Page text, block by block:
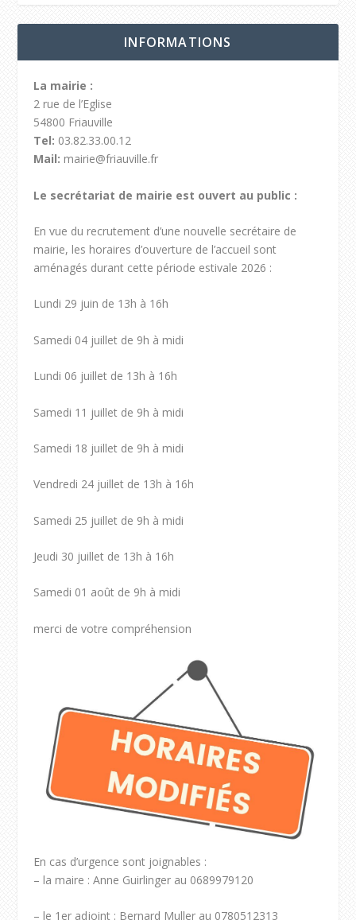
INFORMATIONS
La mairie :
2 rue de l’Eglise
54800 Friauville
Tel: 03.82.33.00.12
Mail: mairie@friauville.fr
Le secrétariat de mairie est ouvert au public :
En vue du recrutement d’une nouvelle secrétaire de
mairie, les horaires d’ouverture de l’accueil sont
aménagés durant cette période estivale 2026 :
Lundi 29 juin de 13h à 16h
Samedi 04 juillet de 9h à midi
Lundi 06 juillet de 13h à 16h
Samedi 11 juillet de 9h à midi
Samedi 18 juillet de 9h à midi
Vendredi 24 juillet de 13h à 16h
Samedi 25 juillet de 9h à midi
Jeudi 30 juillet de 13h à 16h
Samedi 01 août de 9h à midi
merci de votre compréhension
En cas d’urgence sont joignables :
– la maire : Anne Guirlinger au 0689979120
– le 1er adjoint : Bernard Muller au 0780512313